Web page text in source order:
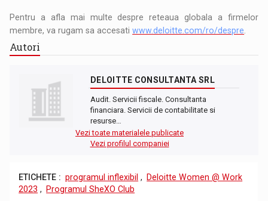
Pentru a afla mai multe despre reteaua globala a firmelor
membre, va rugam sa accesatiwww.deloitte.com/ro/despre
Autori
DELOITTE CONSULTANTA SRL
Audit. Servicii fiscale. Consultanta
financiara. Servicii de contabilitate si
resurse…
Vezi toate materialele publicate
Vezi profilul companiei
ETICHETE : programul inflexibil ,
Deloitte Women @ Work
2023 , Programul SheXO Club